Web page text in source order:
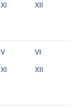
XI XII
V VI
XI XII